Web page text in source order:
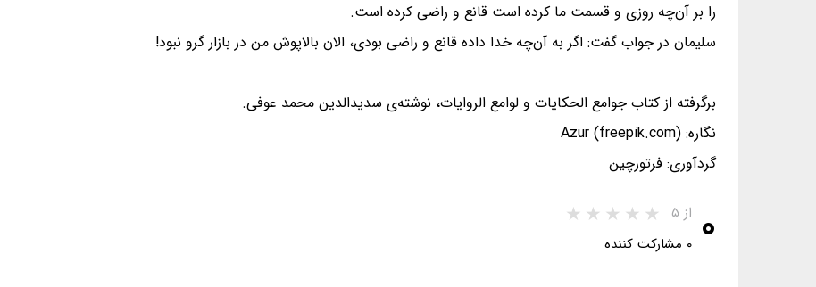
را بر آن‌چه روزی و قسمت ما کرده است قانع و راضی کرده است.
سلیمان در جواب گفت: اگر به آن‌چه خدا داده قانع و راضی بودی، الان بالاپوش من در بازار گرو نبود!
برگرفته از کتاب جوامع الحکایات و لوامع الروایات، نوشته‌ی سدیدالدین محمد عوفی.
نگاره: Azur (freepik.com)
گردآوری: فرتورچین
۰ از ۵
۰ مشارکت کننده